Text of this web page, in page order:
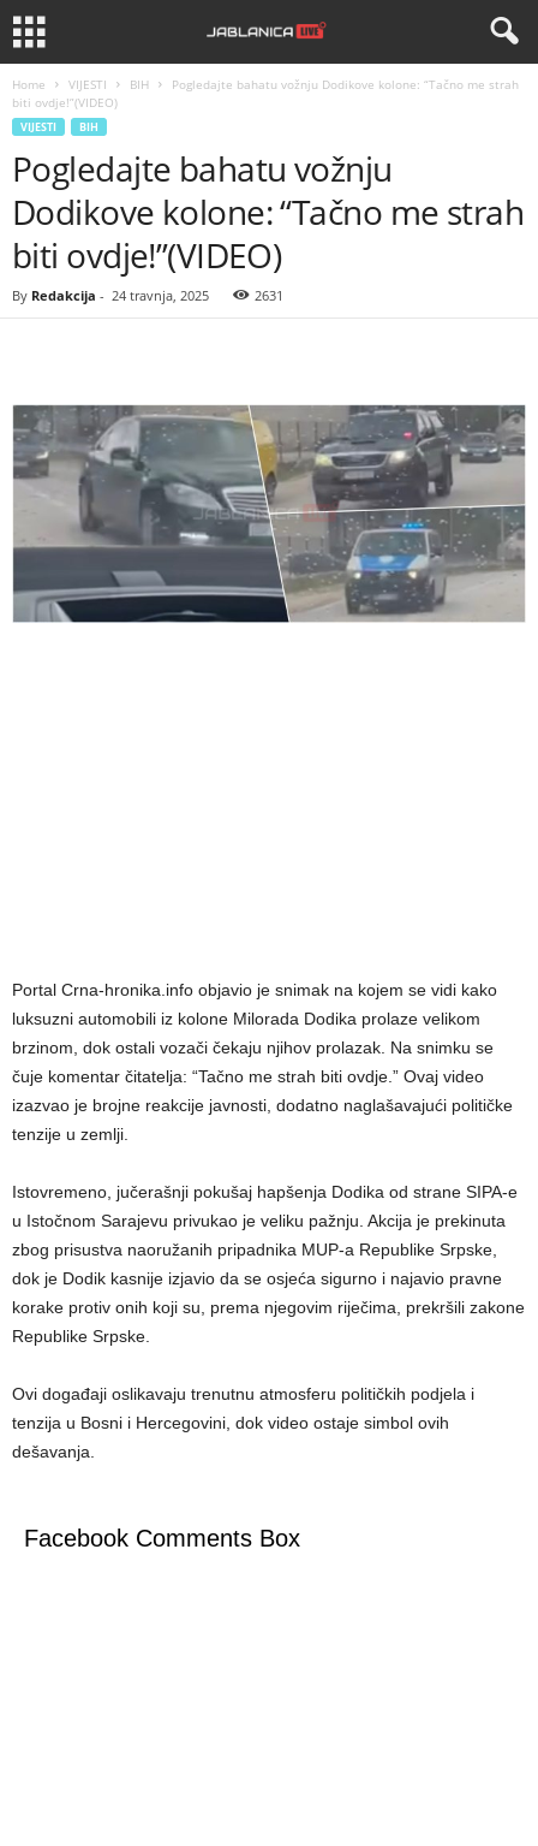
Home VIJESTI BIH
Pogledajte bahatu vožnju Dodikove kolone: “Tačno me strah
biti ovdje!”(VIDEO)
VIJESTI BIH
Pogledajte bahatu vožnju
Dodikove kolone: “Tačno me strah
biti ovdje!”(VIDEO)
By Redakcija - 24 travnja, 2025 2631
Portal Crna-hronika.info objavio je snimak na kojem se vidi kako
luksuzni automobili iz kolone Milorada Dodika prolaze velikom
brzinom, dok ostali vozači čekaju njihov prolazak. Na snimku se
čuje komentar čitatelja: “Tačno me strah biti ovdje.” Ovaj video
izazvao je brojne reakcije javnosti, dodatno naglašavajući političke
tenzije u zemlji.
Istovremeno, jučerašnji pokušaj hapšenja Dodika od strane SIPA-e
u Istočnom Sarajevu privukao je veliku pažnju. Akcija je prekinuta
zbog prisustva naoružanih pripadnika MUP-a Republike Srpske,
dok je Dodik kasnije izjavio da se osjeća sigurno i najavio pravne
korake protiv onih koji su, prema njegovim riječima, prekršili zakone
Republike Srpske.
Ovi događaji oslikavaju trenutnu atmosferu političkih podjela i
tenzija u Bosni i Hercegovini, dok video ostaje simbol ovih
dešavanja.
Facebook Comments Box